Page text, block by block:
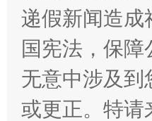
习近平的博鳌关
递假新闻造成
国宪法，保
无意中涉及到
或更正。特请